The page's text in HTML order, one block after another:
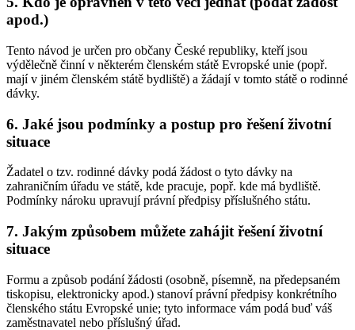
apod.)
Tento návod je určen pro občany České republiky, kteří jsou
výdělečně činní v některém členském státě Evropské unie (popř.
mají v jiném členském státě bydliště) a žádají v tomto státě o rodinné
dávky.
6. Jaké jsou podmínky a postup pro řešení životní
situace
Žadatel o tzv. rodinné dávky podá žádost o tyto dávky na
zahraničním úřadu ve státě, kde pracuje, popř. kde má bydliště.
Podmínky nároku upravují právní předpisy příslušného státu.
7. Jakým způsobem můžete zahájit řešení životní
situace
Formu a způsob podání žádosti (osobně, písemně, na předepsaném
tiskopisu, elektronicky apod.) stanoví právní předpisy konkrétního
členského státu Evropské unie; tyto informace vám podá buď váš
zaměstnavatel nebo příslušný úřad.